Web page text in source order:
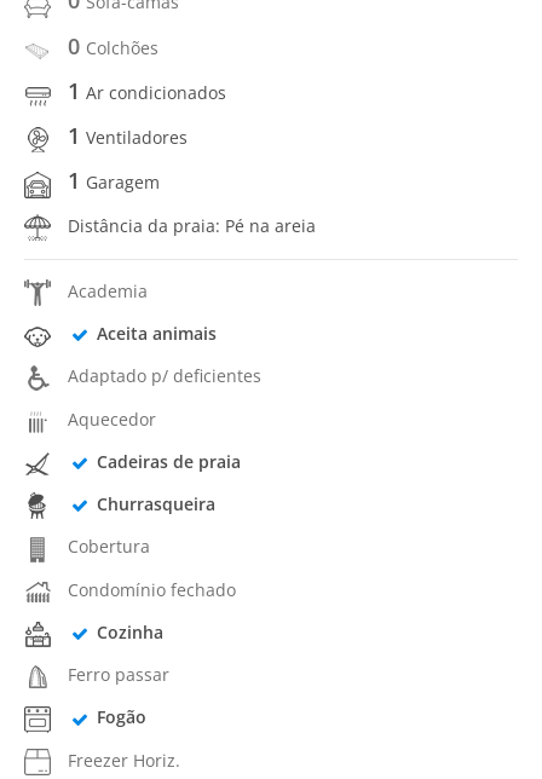
0 Colchões
1 Ar condicionados
1 Ventiladores
1 Garagem
Distância da praia: Pé na areia
Academia
Aceita animais
Adaptado p/ deficientes
Aquecedor
Cadeiras de praia
Churrasqueira
Cobertura
Condomínio fechado
Cozinha
Ferro passar
Fogão
Freezer Horiz.